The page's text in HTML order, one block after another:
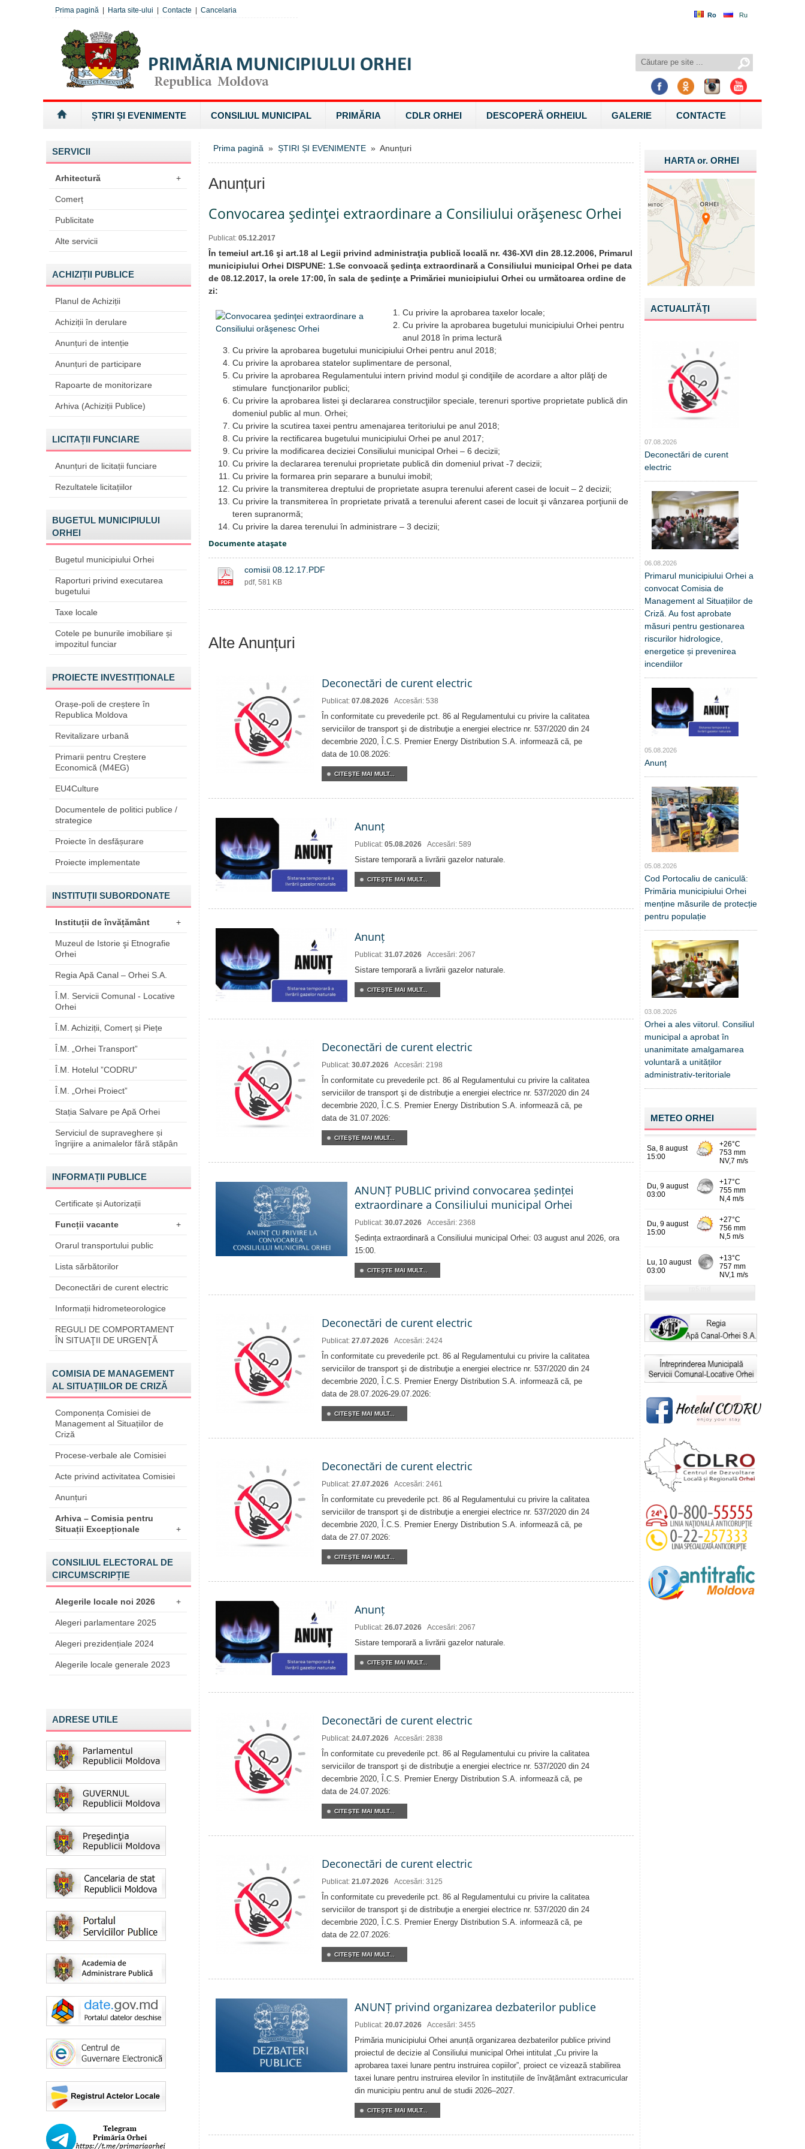
Ro Ru
Prima pagină Harta site-ului Contacte Cancelaria
ȘTIRI ȘI EVENIMENTE CONSILIUL MUNICIPAL PRIMĂRIA CDLR ORHEI DESCOPERĂ ORHEIUL GALERIE CONTACTE
SERVICII
Arhitectură +
Comerț
Publicitate
Alte servicii
ACHIZIȚII PUBLICE
Planul de Achiziții
Achiziții în derulare
Anunțuri de intenție
Anunțuri de participare
Rapoarte de monitorizare
Arhiva (Achiziții Publice)
LICITAȚII FUNCIARE
Anunțuri de licitații funciare
Rezultatele licitațiilor
BUGETUL MUNICIPIULUI
ORHEI
Bugetul municipiului Orhei
Raporturi privind executarea
bugetului
Taxe locale
Cotele pe bunurile imobiliare și
impozitul funciar
PROIECTE INVESTIȚIONALE
Orașe-poli de creștere în
Republica Moldova
Revitalizare urbană
Primarii pentru Creștere
Economică (M4EG)
EU4Culture
Documentele de politici publice /
strategice
Proiecte în desfășurare
Proiecte implementate
INSTITUȚII SUBORDONATE
Instituții de învățământ +
Muzeul de Istorie şi Etnografie
Orhei
Regia Apă Canal – Orhei S.A.
Î.M. Servicii Comunal - Locative
Orhei
Î.M. Achiziții, Comerț și Piețe
Î.M. „Orhei Transport”
Î.M. Hotelul ”CODRU”
Î.M. „Orhei Proiect”
Stația Salvare pe Apă Orhei
Serviciul de supraveghere și
îngrijire a animalelor fără stăpân
INFORMAȚII PUBLICE
Certificate și Autorizații
Funcții vacante +
Orarul transportului public
Lista sărbătorilor
Deconectări de curent electric
Informații hidrometeorologice
REGULI DE COMPORTAMENT
ÎN SITUAŢII DE URGENŢĂ
COMISIA DE MANAGEMENT
AL SITUAȚIILOR DE CRIZĂ
Componența Comisiei de
Management al Situațiilor de
Criză
Procese-verbale ale Comisiei
Acte privind activitatea Comisiei
Anunțuri
Arhiva – Comisia pentru
Situații Excepționale
+
CONSILIUL ELECTORAL DE
CIRCUMSCRIPȚIE
Alegerile locale noi 2026 +
Alegeri parlamentare 2025
Alegeri prezidențiale 2024
Alegerile locale generale 2023
ADRESE UTILE
Prima pagină » ȘTIRI ȘI EVENIMENTE » Anunțuri
Anunțuri
Convocarea şedinţei extraordinare a Consiliului orăşenesc Orhei
Publicat: 05.12.2017
În temeiul art.16 şi art.18 al Legii privind administraţia publică locală nr. 436-XVI din 28.12.2006, Primarul
municipiului Orhei DISPUNE: 1.Se convoacă şedinţa extraordinară a Consiliului municipal Orhei pe data
de 08.12.2017, la orele 17:00, în sala de şedinţe a Primăriei municipiului Orhei cu următoarea ordine de
zi:
Cu privire la aprobarea taxelor locale;
Cu privire la aprobarea bugetului municipiului Orhei pentru
anul 2018 în prima lectură
Cu privire la aprobarea bugetului municipiului Orhei pentru anul 2018;
Cu privire la aprobarea statelor suplimentare de personal,
Cu privire la aprobarea Regulamentului intern privind modul şi condiţiile de acordare a altor plăţi de
stimulare funcţionarilor publici;
Cu privire la aprobarea listei şi declararea construcţiilor speciale, terenuri sportive proprietate publică din
domeniul public al mun. Orhei;
Cu privire la scutirea taxei pentru amenajarea teritoriului pe anul 2018;
Cu privire la rectificarea bugetului municipiului Orhei pe anul 2017;
Cu privire la modificarea deciziei Consiliului municipal Orhei – 6 decizii;
Cu privire la declararea terenului proprietate publică din domeniul privat -7 decizii;
Cu privire la formarea prin separare a bunului imobil;
Cu privire la transmiterea dreptului de proprietate asupra terenului aferent casei de locuit – 2 decizii;
Cu privire la transmiterea în proprietate privată a terenului aferent casei de locuit şi vânzarea porţiunii de
teren supranormă;
Cu privire la darea terenului în administrare – 3 decizii;
Documente ataşate
comisii 08.12.17.PDF
pdf, 581 KB
Alte Anunțuri
Deconectări de curent electric
Publicat: 07.08.2026 Accesări: 538
În conformitate cu prevederile pct. 86 al Regulamentului cu privire la calitatea
serviciilor de transport şi de distribuţie a energiei electrice nr. 537/2020 din 24
decembrie 2020, Î.C.S. Premier Energy Distribution S.A. informează că, pe
data de 10.08.2026:
CITEŞTE MAI MULT...
Anunț
Publicat: 05.08.2026 Accesări: 589
Sistare temporară a livrării gazelor naturale.
CITEŞTE MAI MULT...
Anunț
Publicat: 31.07.2026 Accesări: 2067
Sistare temporară a livrării gazelor naturale.
CITEŞTE MAI MULT...
Deconectări de curent electric
Publicat: 30.07.2026 Accesări: 2198
În conformitate cu prevederile pct. 86 al Regulamentului cu privire la calitatea
serviciilor de transport şi de distribuţie a energiei electrice nr. 537/2020 din 24
decembrie 2020, Î.C.S. Premier Energy Distribution S.A. informează că, pe
data de 31.07.2026:
CITEŞTE MAI MULT...
ANUNȚ PUBLIC privind convocarea ședinței
extraordinare a Consiliului municipal Orhei
Publicat: 30.07.2026 Accesări: 2368
Ședința extraordinară a Consiliului municipal Orhei: 03 august anul 2026, ora
15:00.
CITEŞTE MAI MULT...
Deconectări de curent electric
Publicat: 27.07.2026 Accesări: 2424
În conformitate cu prevederile pct. 86 al Regulamentului cu privire la calitatea
serviciilor de transport şi de distribuţie a energiei electrice nr. 537/2020 din 24
decembrie 2020, Î.C.S. Premier Energy Distribution S.A. informează că, pe
data de 28.07.2026-29.07.2026:
CITEŞTE MAI MULT...
Deconectări de curent electric
Publicat: 27.07.2026 Accesări: 2461
În conformitate cu prevederile pct. 86 al Regulamentului cu privire la calitatea
serviciilor de transport şi de distribuţie a energiei electrice nr. 537/2020 din 24
decembrie 2020, Î.C.S. Premier Energy Distribution S.A. informează că, pe
data de 27.07.2026:
CITEŞTE MAI MULT...
Anunț
Publicat: 26.07.2026 Accesări: 2067
Sistare temporară a livrării gazelor naturale.
CITEŞTE MAI MULT...
Deconectări de curent electric
Publicat: 24.07.2026 Accesări: 2838
În conformitate cu prevederile pct. 86 al Regulamentului cu privire la calitatea
serviciilor de transport şi de distribuţie a energiei electrice nr. 537/2020 din 24
decembrie 2020, Î.C.S. Premier Energy Distribution S.A. informează că, pe
data de 24.07.2026:
CITEŞTE MAI MULT...
Deconectări de curent electric
Publicat: 21.07.2026 Accesări: 3125
În conformitate cu prevederile pct. 86 al Regulamentului cu privire la calitatea
serviciilor de transport şi de distribuţie a energiei electrice nr. 537/2020 din 24
decembrie 2020, Î.C.S. Premier Energy Distribution S.A. informează că, pe
data de 22.07.2026:
CITEŞTE MAI MULT...
ANUNȚ privind organizarea dezbaterilor publice
Publicat: 20.07.2026 Accesări: 3455
Primăria municipiului Orhei anunță organizarea dezbaterilor publice privind
proiectul de decizie al Consiliului municipal Orhei intitulat „Cu privire la
aprobarea taxei lunare pentru instruirea copiilor”, proiect ce vizează stabilirea
taxei lunare pentru instruirea elevilor în instituțiile de învățământ extracurricular
din municipiu pentru anul de studii 2026–2027.
CITEŞTE MAI MULT...
HARTA or.ORHEI
ACTUALITĂŢI
07.08.2026
Deconectări de curent
electric
06.08.2026
Primarul municipiului Orhei a
convocat Comisia de
Management al Situațiilor de
Criză. Au fost aprobate
măsuri pentru gestionarea
riscurilor hidrologice,
energetice și prevenirea
incendiilor
05.08.2026
Anunț
05.08.2026
Cod Portocaliu de caniculă:
Primăria municipiului Orhei
menține măsurile de protecție
pentru populație
03.08.2026
Orhei a ales viitorul. Consiliul
municipal a aprobat în
unanimitate amalgamarea
voluntară a unităților
administrativ-teritoriale
METEO ORHEI